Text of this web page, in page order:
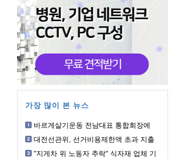
가장 많이 본 뉴스
바르게살기운동 전남대표 통합회장에
대전선관위, 선거비용제한액 초과 지출
"지게차 위 노동자 추락" 식자재 업체 기